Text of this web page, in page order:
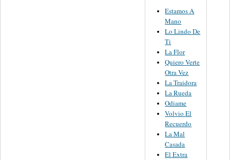
Estamos A
Mano
Lo Lindo De
Ti
La Flor
Quiero Verte
Otra Vez
La Traidora
La Rueda
Odiame
Volvio El
Recuerdo
La Mal
Casada
El Extra